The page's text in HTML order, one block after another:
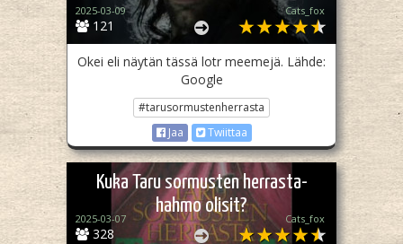
121
2025-03-09 Cats_fox
Okei eli näytän tässä lotr meemejä. Lähde:
Google
#tarusormustenherrasta
Jaa
Twiittaa
Kuka Taru sormusten herrasta-
hahmo olisit?
328
2025-03-07 Cats_fox